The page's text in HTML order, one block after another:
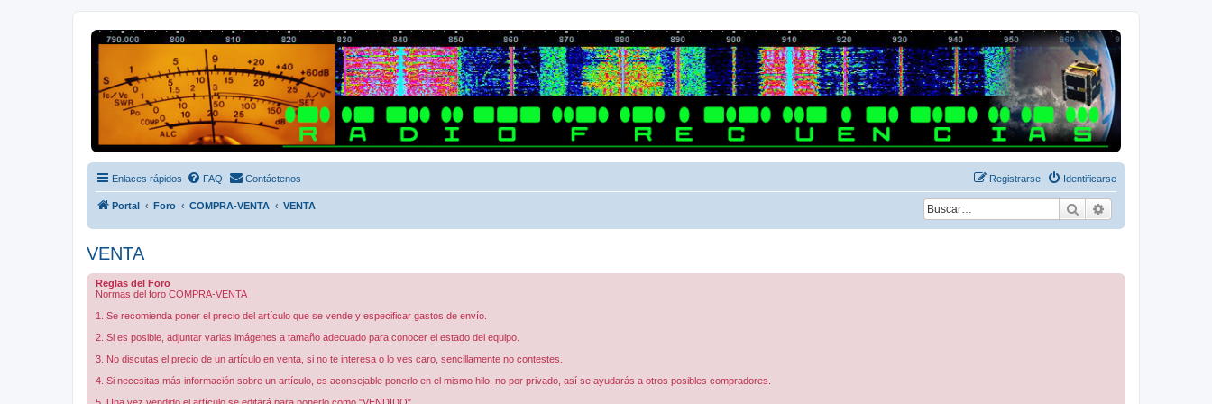
Radio Frecuencias
Foro de Radio Frecuencias
Enlaces rápidos FAQ Contáctenos Identificarse
Registrarse
Portal Foro COMPRA-VENTA VENTA Buscar
VENTA
Reglas del Foro
Normas del foro COMPRA-VENTA
1. Se recomienda poner el precio del artículo que se vende y especificar gastos de envío.
2. Si es posible, adjuntar varias imágenes a tamaño adecuado para conocer el estado del equipo.
3. No discutas el precio de un artículo en venta, si no te interesa o lo ves caro, sencillamente no contestes.
4. Si necesitas más información sobre un artículo, es aconsejable ponerlo en el mismo hilo, no por privado, así se ayudarás a otros posibles compradores.